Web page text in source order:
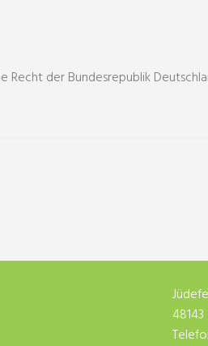
Recht der Bundesrepublik